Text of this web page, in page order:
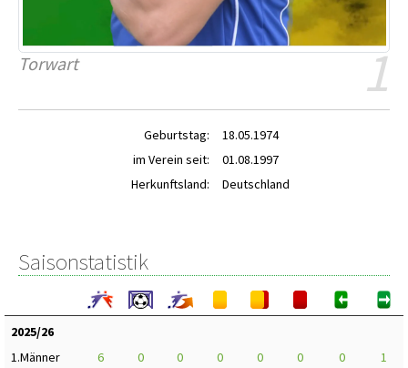
1
Torwart
Geburtstag:
18.05.1974
im Verein seit:
01.08.1997
Herkunftsland:
Deutschland
Saisonstatistik
2025/26
1.Männer
6 0 0 0 0 0 0
1